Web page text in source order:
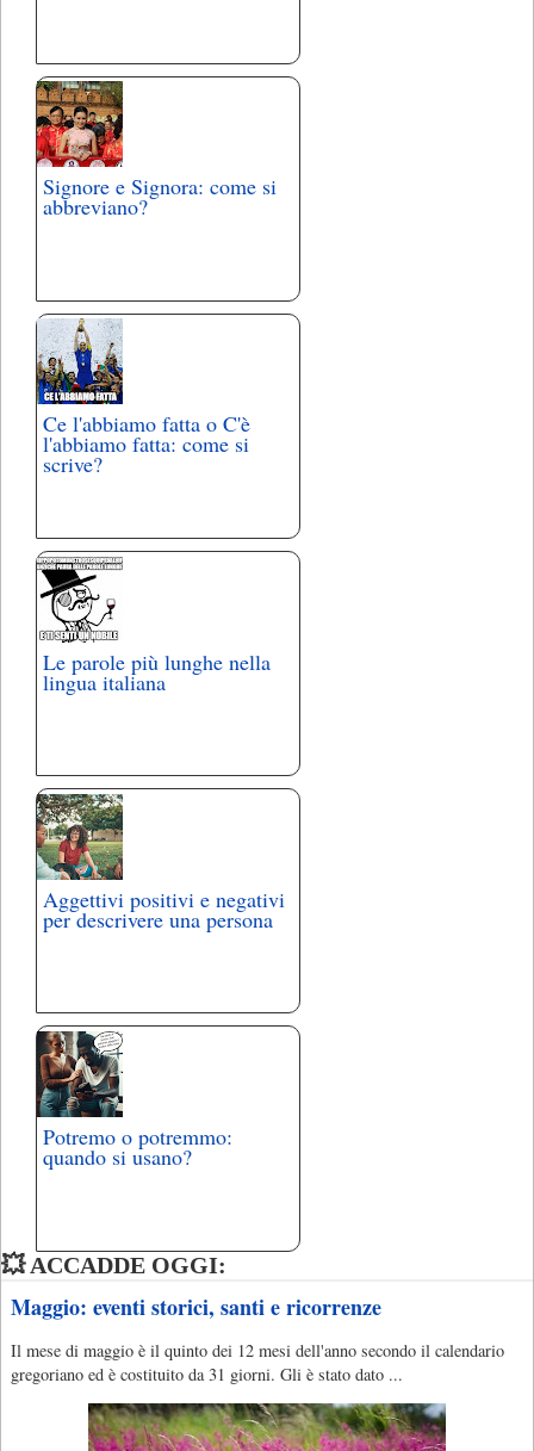
Signore e Signora: come si
abbreviano?
Ce l'abbiamo fatta o C'è
l'abbiamo fatta: come si
scrive?
Le parole più lunghe nella
lingua italiana
Aggettivi positivi e negativi
per descrivere una persona
Potremo o potremmo:
quando si usano?
💥 ACCADDE OGGI:
Maggio: eventi storici, santi e ricorrenze
Il mese di maggio è il quinto dei 12 mesi dell'anno secondo il calendario
gregoriano ed è costituito da 31 giorni. Gli è stato dato ...